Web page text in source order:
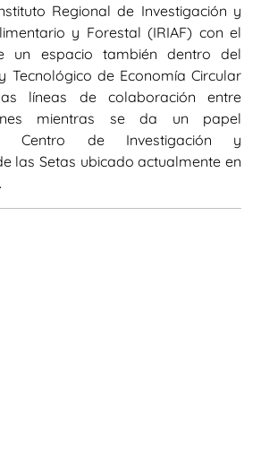
Regional de Investigación y
y Forestal (IRIAF) con el
un espacio también dentro del
Tecnológico de Economía Circular
líneas de colaboración entre
mientras se da un papel
Centro de Investigación y
las Setas ubicado actualmente en